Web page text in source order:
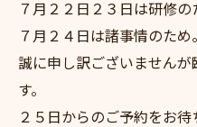
７月２２日２３日は研修の
７月２４日は諸事情のため。
誠に申し訳ございません
す。
２５日からのご予約をお待